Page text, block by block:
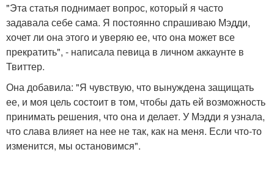
"Эта статья поднимает вопрос, который я часто
задавала себе сама. Я постоянно спрашиваю Мэдди,
хочет ли она этого и уверяю ее, что она может все
прекратить", - написала певица в личном аккаунте в
Твиттер.
Она добавила: "Я чувствую, что вынуждена защищать
ее, и моя цель состоит в том, чтобы дать ей возможность
принимать решения, что она и делает. У Мэдди я узнала,
что слава влияет на нее не так, как на меня. Если что-то
изменится, мы остановимся".